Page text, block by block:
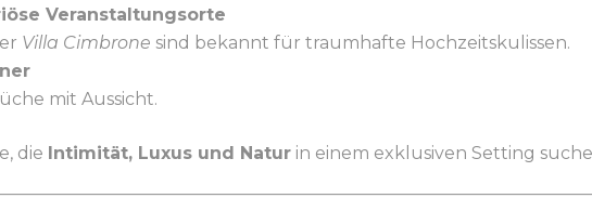
Veranstaltungsorte
Villa Cimbrone sind bekannt für traumhafte Hochzeitskulissen.
mit Aussicht.
die Intimität, Luxus und Natur in einem exklusiven Setting